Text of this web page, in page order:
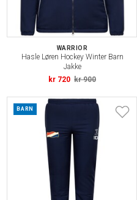
WARRIOR
Hasle Løren Hockey Winter Barn
Jakke
kr 720 kr 900
BARN